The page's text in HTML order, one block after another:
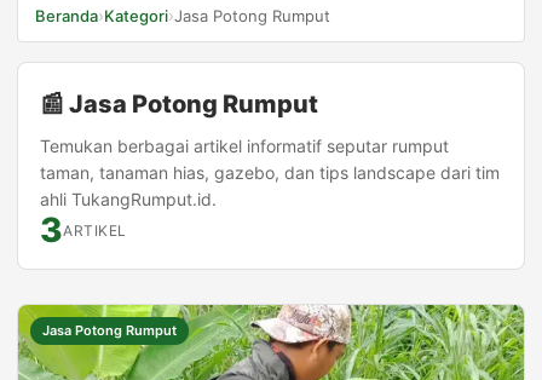
Beranda›Kategori›Jasa Potong Rumput
📰 Jasa Potong Rumput
Temukan berbagai artikel informatif seputar rumput
taman, tanaman hias, gazebo, dan tips landscape dari tim
ahli TukangRumput.id.
3ARTIKEL
Jasa Potong Rumput